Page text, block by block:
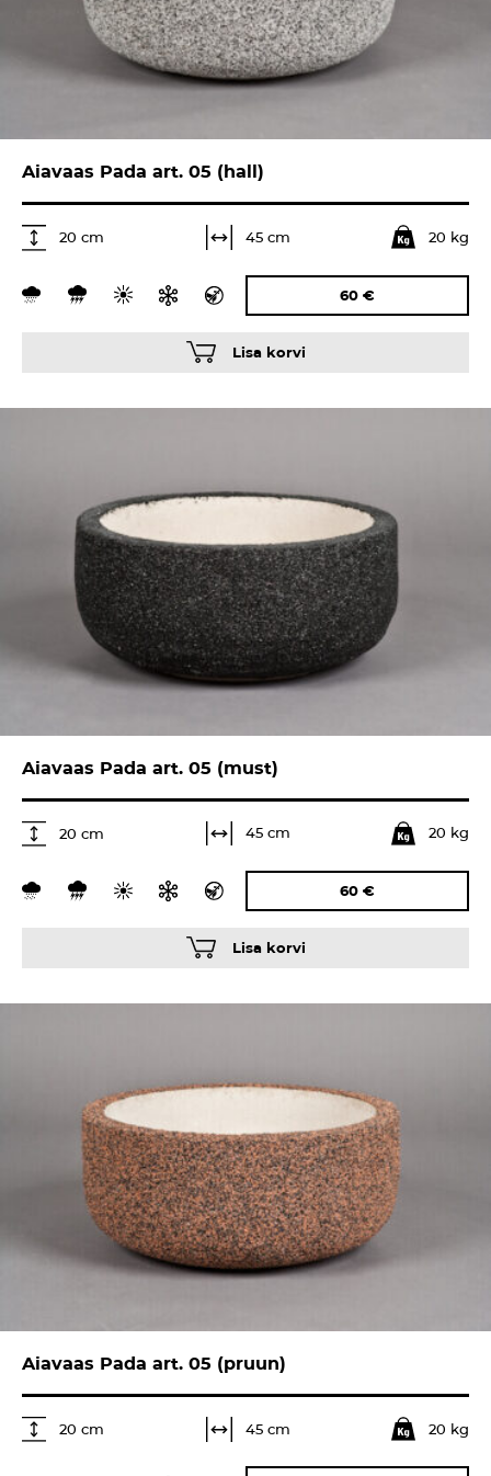
Aiavaas Pada art. 05 (hall)
20 cm 45 cm 20 kg
60 €
Lisa korvi
Aiavaas Pada art. 05 (must)
20 cm 45 cm 20 kg
60 €
Lisa korvi
Aiavaas Pada art. 05 (pruun)
20 cm 45 cm 20 kg